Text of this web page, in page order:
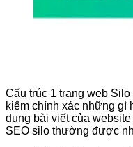
Cấu trúc 1 trang web
kiếm chính xác những gì
dung bài viết của
SEO silo thường được